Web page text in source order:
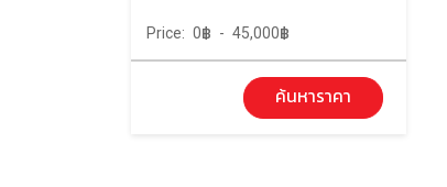
Price: 0฿ - 45,000฿
ค้นหาราคา